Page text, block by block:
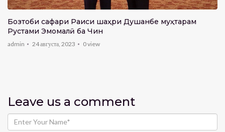
Бозтоби сафари Раиси шаҳри Душанбе муҳтарам
Рустами Эмомалӣ ба Чин
admin 24 августа, 2023 0view
Leave us a comment